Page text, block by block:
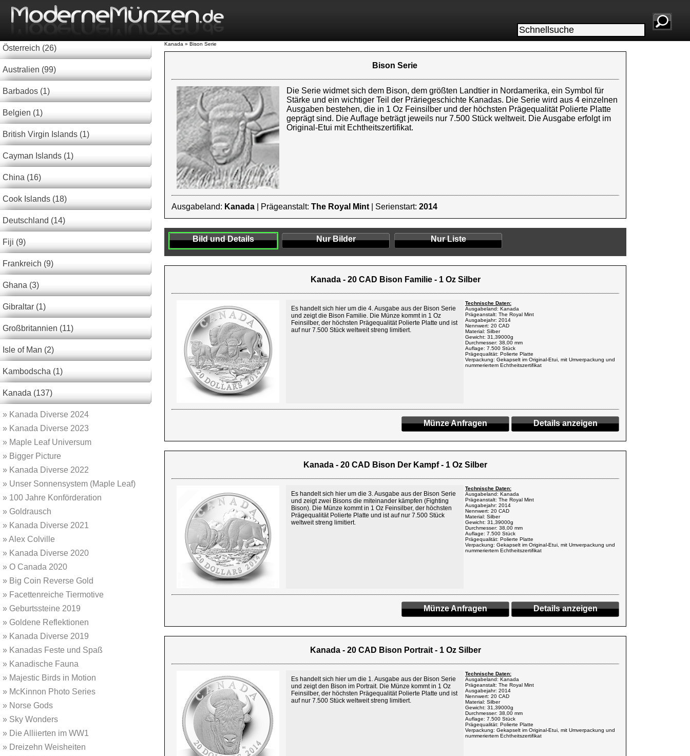
Österreich (26)
Australien (99)
Barbados (1)
Belgien (1)
British Virgin Islands (1)
Cayman Islands (1)
China (16)
Cook Islands (18)
Deutschland (14)
Fiji (9)
Frankreich (9)
Ghana (3)
Gibraltar (1)
Großbritannien (11)
Isle of Man (2)
Kambodscha (1)
Kanada (137)
» Kanada Diverse 2024
» Kanada Diverse 2023
» Maple Leaf Universum
» Bigger Picture
» Kanada Diverse 2022
» Unser Sonnensystem (Maple Leaf)
» 100 Jahre Konförderation
» Goldrausch
» Kanada Diverse 2021
»Alex Colville
» Kanada Diverse 2020
» O Canada 2020
» Big Coin Reverse Gold
» Facettenreiche Tiermotive
» Geburtssteine 2019
» Goldene Reflektionen
» Kanada Diverse 2019
» Kanadas Feste und Spaß
» Kanadische Fauna
» Majestic Birds in Motion
» McKinnon Photo Series
» Norse Gods
» Sky Wonders
» Die Alliierten im WW1
» Dreizehn Weisheiten
Kanada » Bison Serie
Bison Serie
Die Serie widmet sich dem Bison, dem größten Landtier in Nordamerika, ein Symbol für
Stärke und ein wichtiger Teil der Präriegeschichte Kanadas. Die Serie wird aus 4 einzelnen
Ausgaben bestehen, die in 1 Oz Feinsilber und der höchsten Prägequalität Polierte Platte
geprägt sind. Die Auflage beträgt jeweils nur 7.500 Stück weltweit. Die Ausgabe erfolgt im
Original-Etui mit Echtheitszertifikat.
Ausgabeland: Kanada | Prägeanstalt: The Royal Mint | Serienstart: 2014
Bild und Details Nur Bilder Nur Liste
Kanada - 20 CAD Bison Familie - 1 Oz Silber
Es handelt sich hier um die 4. Ausgabe aus der Bison Serie
und zeigt die Bison Familie. Die Münze kommt in 1 Oz
Feinsilber, der höchsten Prägequalität Polierte Platte und ist
auf nur 7.500 Stück weltweit streng limitiert.
Technische Daten:
Ausgabeland: Kanada
Prägeanstalt: The Royal Mint
Ausgabejahr: 2014
Nennwert: 20 CAD
Material: Silber
Gewicht: 31,39000g
Durchmesser: 38,00 mm
Auflage: 7.500 Stück
Prägequalität: Polierte Platte
Verpackung: Gekapselt im Original-Etui, mit Umverpackung und
nummeriertem Echtheitszertifikat
Details anzeigen
Münze Anfragen
Kanada - 20 CAD Bison Der Kampf - 1 Oz Silber
Es handelt sich hier um die 3. Ausgabe aus der Bison Serie
und zeigt zwei Bisons die miteinander kämpfen (Fighting
Bison). Die Münze kommt in 1 Oz Feinsilber, der höchsten
Prägequalität Polierte Platte und ist auf nur 7.500 Stück
weltweit streng limitiert.
Technische Daten:
Ausgabeland: Kanada
Prägeanstalt: The Royal Mint
Ausgabejahr: 2014
Nennwert: 20 CAD
Material: Silber
Gewicht: 31,39000g
Durchmesser: 38,00 mm
Auflage: 7.500 Stück
Prägequalität: Polierte Platte
Verpackung: Gekapselt im Original-Etui, mit Umverpackung und
nummeriertem Echtheitszertifikat
Details anzeigen
Münze Anfragen
Kanada - 20 CAD Bison Portrait - 1 Oz Silber
Es handelt sich hier um die 1. Ausgabe aus der Bison Serie
und zeigt den Bison im Portrait. Die Münze kommt in 1 Oz
Feinsilber, der höchsten Prägequalität Polierte Platte und ist
auf nur 7.500 Stück weltweit streng limitiert.
Technische Daten:
Ausgabeland: Kanada
Prägeanstalt: The Royal Mint
Ausgabejahr: 2014
Nennwert: 20 CAD
Material: Silber
Gewicht: 31,39000g
Durchmesser: 38,00 mm
Auflage: 7.500 Stück
Prägequalität: Polierte Platte
Verpackung: Gekapselt im Original-Etui, mit Umverpackung und
nummeriertem Echtheitszertifikat